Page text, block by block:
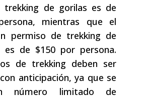
trekking de gorilas es de
mientras que el
permiso de trekking de
es de $150 por persona.
de trekking deben ser
anticipación, ya que se
número limitado de